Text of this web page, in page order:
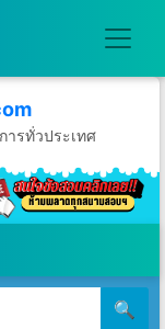
รทั่วประเทศ
.ศ.2569
🔍